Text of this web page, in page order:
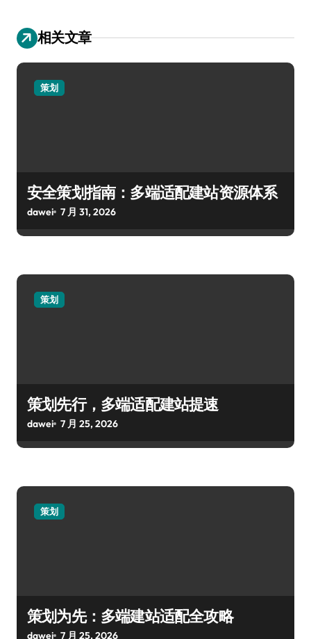
相关文章
策划
安全策划指南：多端适配建站资源体系
dawei 7 月 31, 2026
策划
策划先行，多端适配建站提速
dawei 7 月 25, 2026
策划
策划为先：多端建站适配全攻略
dawei 7 月 25, 2026